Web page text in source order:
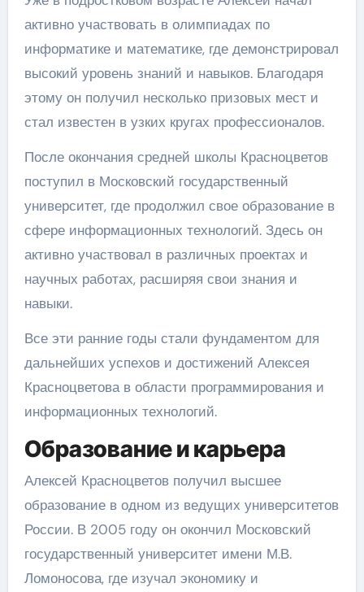
активно участвовать в олимпиадах по
информатике и математике, где демонстрировал
высокий уровень знаний и навыков. Благодаря
этому он получил несколько призовых мест и
стал известен в узких кругах профессионалов.
После окончания средней школы Красноцветов
поступил в Московский государственный
университет, где продолжил свое образование в
сфере информационных технологий. Здесь он
активно участвовал в различных проектах и
научных работах, расширяя свои знания и
навыки.
Все эти ранние годы стали фундаментом для
дальнейших успехов и достижений Алексея
Красноцветова в области программирования и
информационных технологий.
Образование и карьера
Алексей Красноцветов получил высшее
образование в одном из ведущих университетов
России. В 2005 году он окончил Московский
государственный университет имени М.В.
Ломоносова, где изучал экономику и